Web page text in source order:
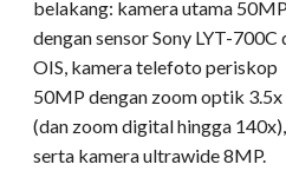
belakang: kamera utama 50MP
dengan sensor Sony LYT-700C
OIS, kamera telefoto periskop
50MP dengan zoom optik 3.5x
(dan zoom digital hingga 140x),
serta kamera ultrawide 8MP.